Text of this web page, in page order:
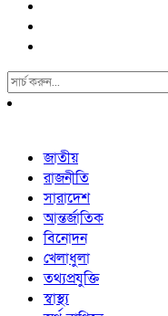
Search
For:
জাতীয়
রাজনীতি
সারাদেশ
আন্তর্জাতিক
বিনোদন
খেলাধুলা
তথ্যপ্রযুক্তি
স্বাস্থ্য